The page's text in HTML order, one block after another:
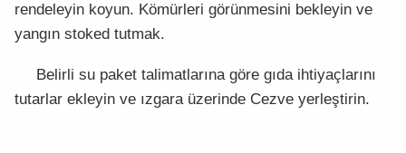
rendeleyin koyun. Kömürleri görünmesini bekleyin ve
yangın stoked tutmak.
Belirli su paket talimatlarına göre gıda ihtiyaçlarını
tutarlar ekleyin ve ızgara üzerinde Cezve yerleştirin.